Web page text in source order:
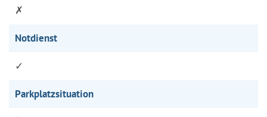
✗
Notdienst
✓
Parkplatzsituation